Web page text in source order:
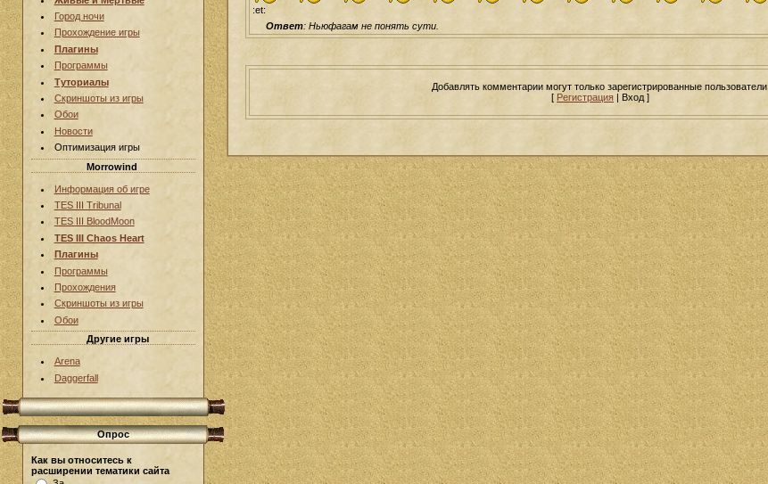
Город ночи
Прохождение игры
Плагины
Программы
Туториалы
Скриншоты из игры
Обои
Новости
Оптимизация игры
Morrowind
Информация об игре
TES III Tribunal
TES III BloodMoon
TES III Chaos Heart
Плагины
Программы
Прохождения
Скриншоты из игры
Обои
Другие игры
Arena
Daggerfall
Опрос
Как вы относитесь к
расширении тематики сайта
:et:
Ответ: Ньюфагам не понять сути.
Добавлять комментарии могут только зарегистрированные пользователи.
[ Регистрация | Вход ]